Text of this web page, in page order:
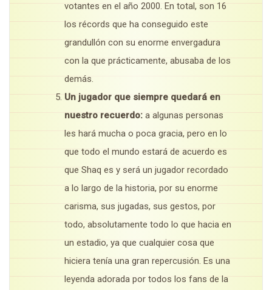
votantes en el año 2000. En total, son 16
los récords que ha conseguido este
grandullón con su enorme envergadura
con la que prácticamente, abusaba de los
demás.
Un jugador que siempre quedará en
nuestro recuerdo: a algunas personas
les hará mucha o poca gracia, pero en lo
que todo el mundo estará de acuerdo es
que Shaq es y será un jugador recordado
a lo largo de la historia, por su enorme
carisma, sus jugadas, sus gestos, por
todo, absolutamente todo lo que hacia en
un estadio, ya que cualquier cosa que
hiciera tenía una gran repercusión. Es una
leyenda adorada por todos los fans de la